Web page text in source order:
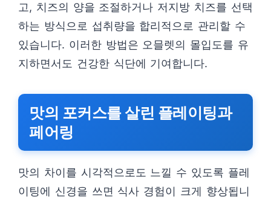
고, 치즈의 양을 조절하거나 저지방 치즈를 선택
하는 방식으로 섭취량을 합리적으로 관리할 수
있습니다. 이러한 방법은 오믈렛의 몰입도를 유
지하면서도 건강한 식단에 기여합니다.
맛의 포커스를 살린 플레이팅과
페어링
맛의 차이를 시각적으로도 느낄 수 있도록 플레
이팅에 신경을 쓰면 식사 경험이 크게 향상됩니